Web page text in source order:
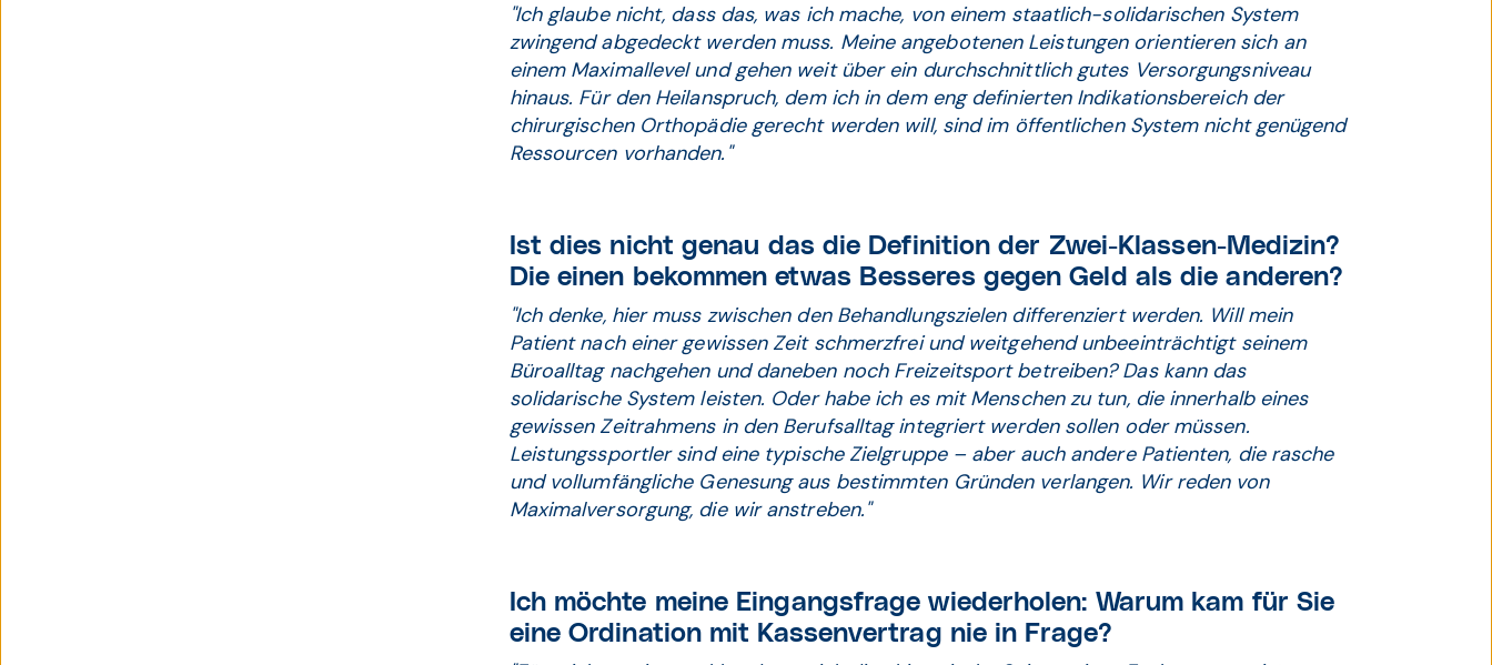
"Ich glaube nicht, dass das, was ich mache, von einem staatlich-solidarischen System
zwingend abgedeckt werden muss. Meine angebotenen Leistungen orientieren sich an
einem Maximallevel und gehen weit über ein durchschnittlich gutes Versorgungsniveau
hinaus. Für den Heilanspruch, dem ich in dem eng definierten Indikationsbereich der
chirurgischen Orthopädie gerecht werden will, sind im öffentlichen System nicht genügend
Ressourcen vorhanden."
Ist dies nicht genau das die Defini­tion der Zwei-Klassen-Medizin?
Die einen bekommen etwas Besseres gegen Geld als die anderen?
"Ich denke, hier muss zwischen den Behandlungszielen differenziert werden. Will mein
Patient nach einer gewissen Zeit schmerzfrei und weitgehend unbeeinträchtigt seinem
Büroalltag nachgehen und daneben noch Freizeitsport betreiben? Das kann das
solidarische System leisten. Oder habe ich es mit Menschen zu tun, die innerhalb eines
gewissen Zeitrahmens in den Berufsalltag integriert werden sollen oder müssen.
Leistungssportler sind eine typische Zielgruppe – aber auch andere Patienten, die rasche
und vollumfängliche Genesung aus bestimmten Gründen verlangen. Wir reden von
Maximalversorgung, die wir anstreben."
Ich möchte meine Eingangsfrage wieder­holen: Warum kam für Sie
eine Ordination mit Kassenvertrag nie in Frage?